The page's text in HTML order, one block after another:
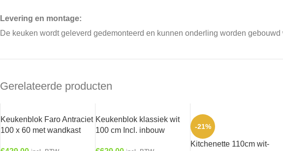
Levering en montage:
De keuken wordt geleverd gedemonteerd en kunnen onderling worden
Gerelateerde producten
Keukenblok Faro Antraciet
100 x 60 met wandkast
Keukenblok klassiek wit
100 cm Incl. inbouw
-21%
Kitchenette 110cm wit-